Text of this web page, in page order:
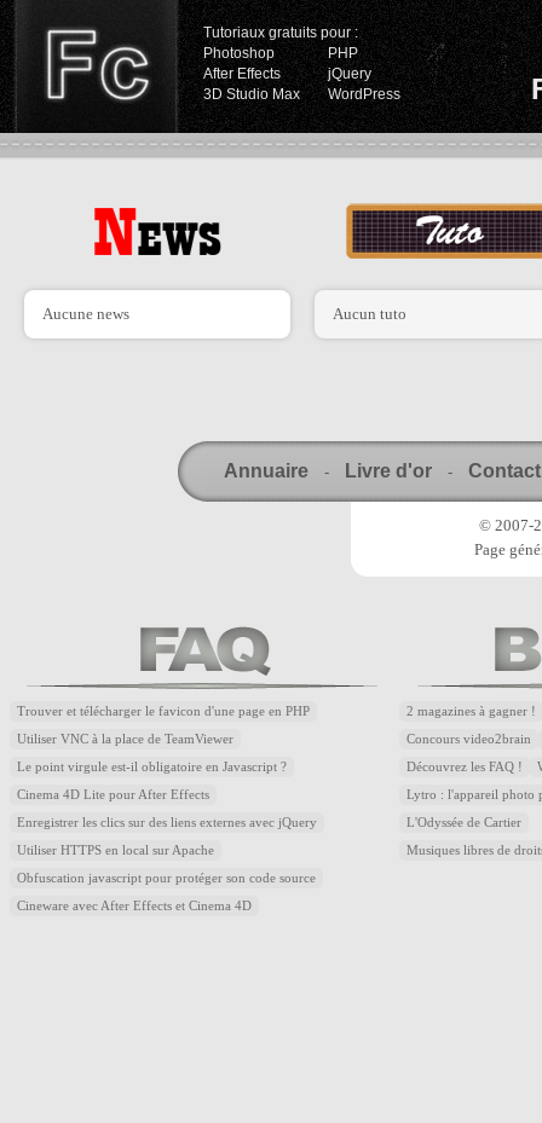
Tutoriaux gratuits pour :
Photoshop
PHP
After Effects
jQuery
3D Studio Max
WordPress
Aucune news Aucun tuto
Annuaire - Livre d'or - Contact
© 2007-
Page
Trouver et télécharger le favicon d'une page en PHP
Utiliser VNC à la place de TeamViewer
Le point virgule est-il obligatoire en Javascript ?
Cinema 4D Lite pour After Effects
Enregistrer les clics sur des liens externes avec jQuery
Utiliser HTTPS en local sur Apache
Obfuscation javascript pour protéger son code source
Cineware avec After Effects et Cinema 4D
2 magazines à gagner !
Concours video2brain
Découvrez les FAQ !
Lytro : l'appareil photo
L'Odyssée de Cartier
Musiques libres de